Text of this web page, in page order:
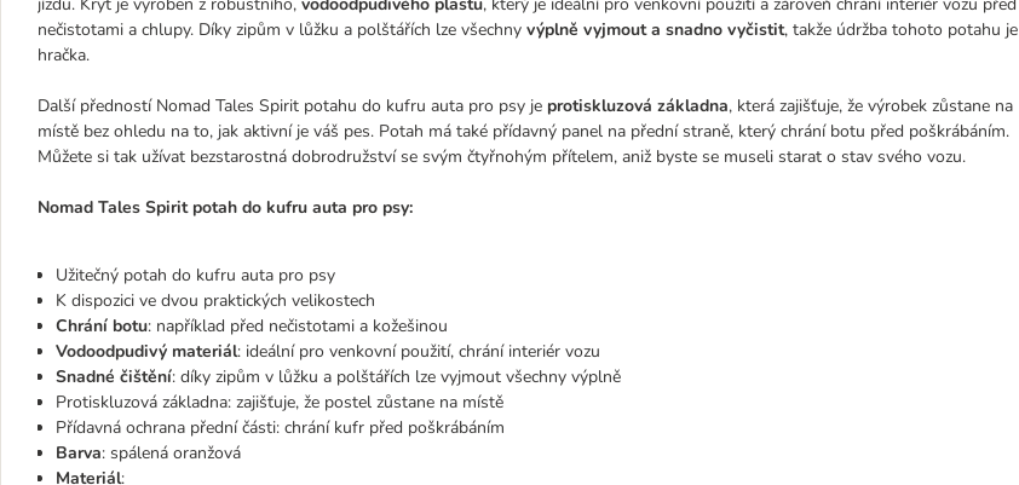
nečistotami a chlupy. Díky zipům v lůžku a polštářích lze všechny výplně vyjmout a snadno vyčistit, takže údržba tohoto potahu je
hračka.
Další předností Nomad Tales Spirit potahu do kufru auta pro psy je protiskluzová základna, která zajišťuje, že výrobek zůstane na
místě bez ohledu na to, jak aktivní je váš pes. Potah má také přídavný panel na přední straně, který chrání botu před poškrábáním.
Můžete si tak užívat bezstarostná dobrodružství se svým čtyřnohým přítelem, aniž byste se museli starat o stav svého vozu.
Nomad Tales Spirit potah do kufru auta pro psy:
Užitečný potah do kufru auta pro psy
K dispozici ve dvou praktických velikostech
Chrání botu: například před nečistotami a kožešinou
Vodoodpudivý materiál: ideální pro venkovní použití, chrání interiér vozu
Snadné čištění: díky zipům v lůžku a polštářích lze vyjmout všechny výplně
Protiskluzová základna: zajišťuje, že postel zůstane na místě
Přídavná ochrana přední části: chrání kufr před poškrábáním
Barva: spálená oranžová
Materiál: